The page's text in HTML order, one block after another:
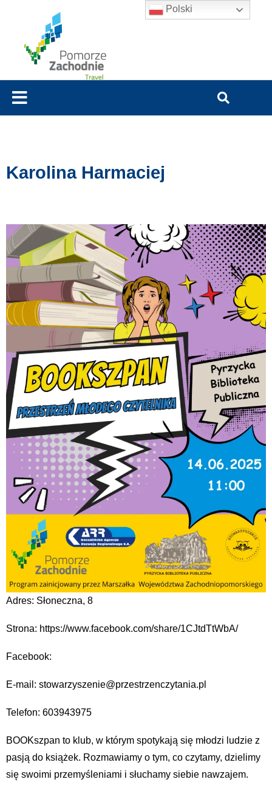
Karolina Harmaciej
Adres: Słoneczna, 8
Strona: https://www.facebook.com/share/1CJtdTtWbA/
Facebook:
E-mail: stowarzyszenie@przestrzenczytania.pl
Telefon: 603943975
BOOKszpan to klub, w którym spotykają się młodzi ludzie z
pasją do książek. Rozmawiamy o tym, co czytamy, dzielimy
się swoimi przemyśleniami i słuchamy siebie nawzajem.
Polski